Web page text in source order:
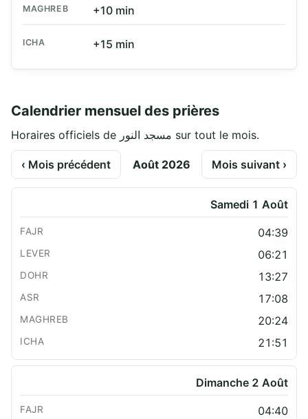
MAGHREB +10 min
ICHA +15 min
Calendrier mensuel des prières
Horaires officiels de مسجد النور sur tout le mois.
‹ Mois précédent Août 2026 Mois suivant ›
Samedi 1 Août
04:39
06:21
13:27
17:08
20:24
21:51
Dimanche 2 Août
04:40